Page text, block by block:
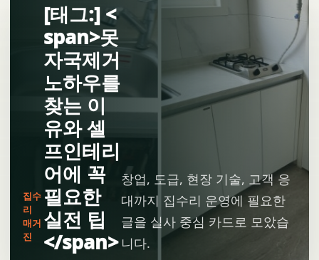
집수
리
매거
진
[태그:] <
span>못
자국제거
노하우를
찾는 이
유와 셀
프인테리
어에 꼭
필요한
실전 팁
</span>
창업, 도급, 현장 기술, 고객 응
대까지 집수리 운영에 필요한
글을 실사 중심 카드로 모았습
니다.